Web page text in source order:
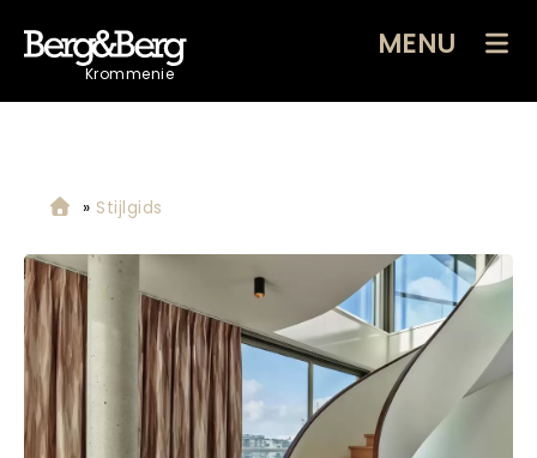
Krommenie
MENU
» Stijlgids